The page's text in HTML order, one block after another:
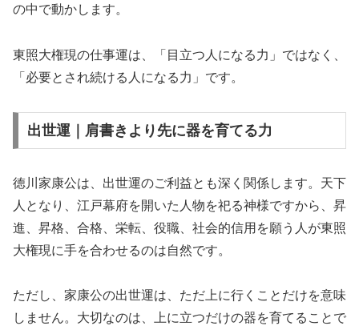
の中で動かします。
東照大権現の仕事運は、「目立つ人になる力」ではなく、
「必要とされ続ける人になる力」です。
出世運｜肩書きより先に器を育てる力
徳川家康公は、出世運のご利益とも深く関係します。天下
人となり、江戸幕府を開いた人物を祀る神様ですから、昇
進、昇格、合格、栄転、役職、社会的信用を願う人が東照
大権現に手を合わせるのは自然です。
ただし、家康公の出世運は、ただ上に行くことだけを意味
しません。大切なのは、上に立つだけの器を育てることで